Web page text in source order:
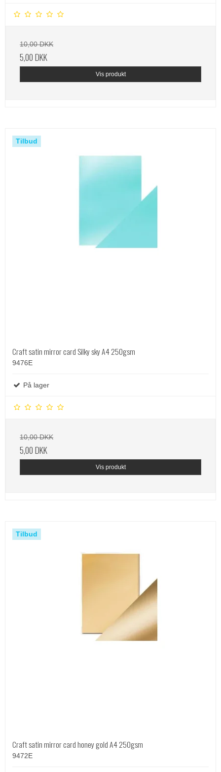
10,00 DKK
5,00 DKK
Vis produkt
Tilbud
Craft satin mirror card Silky sky A4 250gsm
9476E
På lager
10,00 DKK
5,00 DKK
Vis produkt
Tilbud
Craft satin mirror card honey gold A4 250gsm
9472E